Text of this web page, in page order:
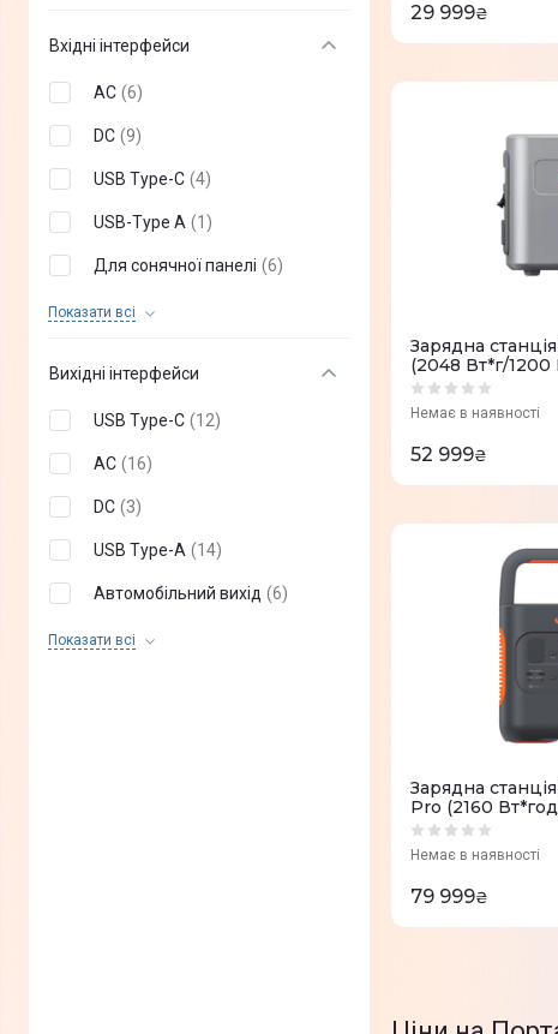
Вхідні інтерфейси
AC (6)
DC (9)
USB Type-C (4)
USB-Type A (1 )
Для сонячної панелі (6)
Показати всiАвтомобільний
прикурювач
Розетка 230 В
Порт XT60 ( 1)
Порт XT60i
Expansion Battery Port
Вихідні інтерфейси
USB Type-C (12)
АС (16)
DC (3)
USB Type-A (14)
Автомобільний вихід (6)
Показати всi
USB-C PD
29 999₴
Зарядна
(2048 Вт*г/1200
Немає в наявності
52 999₴
Зарядна
Pro (2160
Немає в наявності
79 999₴